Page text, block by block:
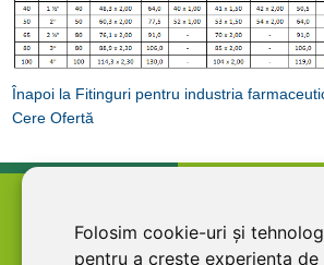
Folosim cookie-uri și
pentru a crește experiența de
Înapoi la Fitinguri pentru industria
Cere Ofertă
politica de confidentialitate